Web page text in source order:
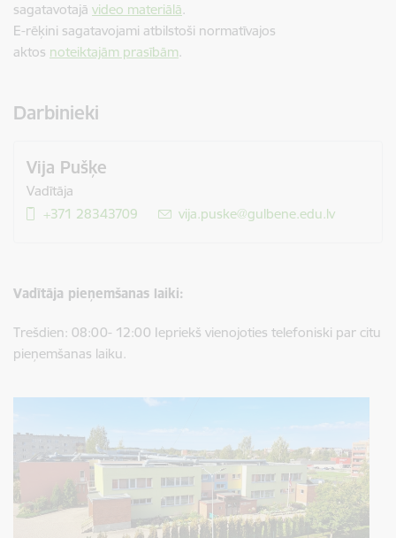
sagatavotajā video materiālā.
E-rēķini sagatavojami atbilstoši normatīvajos
aktos noteiktajām prasībām.
Darbinieki
Vija Pušķe
Vadītāja
+371 28343709
E-pasts:
vija.puske@gulbene.edu.lv
Vadītāja pieņemšanas laiki:
Trešdien: 08:00- 12:00 Iepriekš vienojoties telefoniski par citu
pieņemšanas laiku.